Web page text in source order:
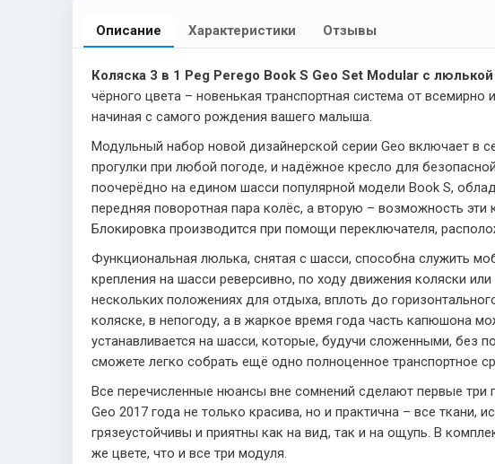
Описание Характеристики Отзывы
Коляска 3 в 1 Peg Perego Book S Geo Set Modular с
чёрного цвета – новенькая транспортная система от
начиная с самого рождения вашего малыша.
Модульный набор новой дизайнерской серии Geo включает в
прогулки при любой погоде, и надёжное кресло для
поочерёдно на едином шасси популярной модели Book S,
передняя поворотная пара колёс, а вторую – возможность
Блокировка производится при помощи переключателя,
Функциональная люлька, снятая с шасси, способна служить
крепления на шасси реверсивно, по ходу движения коляски
нескольких положениях для отдыха, вплоть до
коляске, в непогоду, а в жаркое время года часть капюшона
устанавливается на шасси, которые, будучи сложенными, без
сможете легко собрать ещё одно полноценное транспортное
Все перечисленные нюансы вне сомнений сделают первые
Geo 2017 года не только красива, но и практична – все
грязеустойчивы и приятны как на вид, так и на ощупь. В
же цвете, что и все три модуля.